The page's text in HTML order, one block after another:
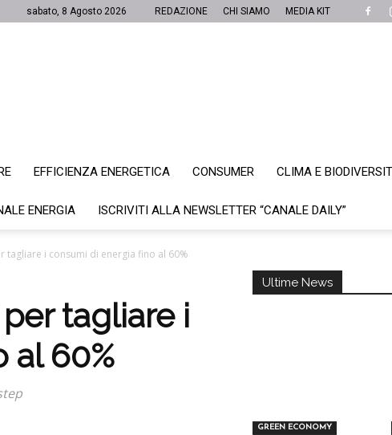
sabato, 8 Agosto 2026 REDAZIONE CHI SIAMO MEDIA KIT
EFFICIENZA ENERGETICA CONSUMER CLIMA E
ENERGIA ISCRIVITI ALLA NEWSLETTER “CANALE DAILY”
tagliare i consumi di energia fino al 60%
tagliare i
al 60%
Ultime News
GREEN ECONOMY